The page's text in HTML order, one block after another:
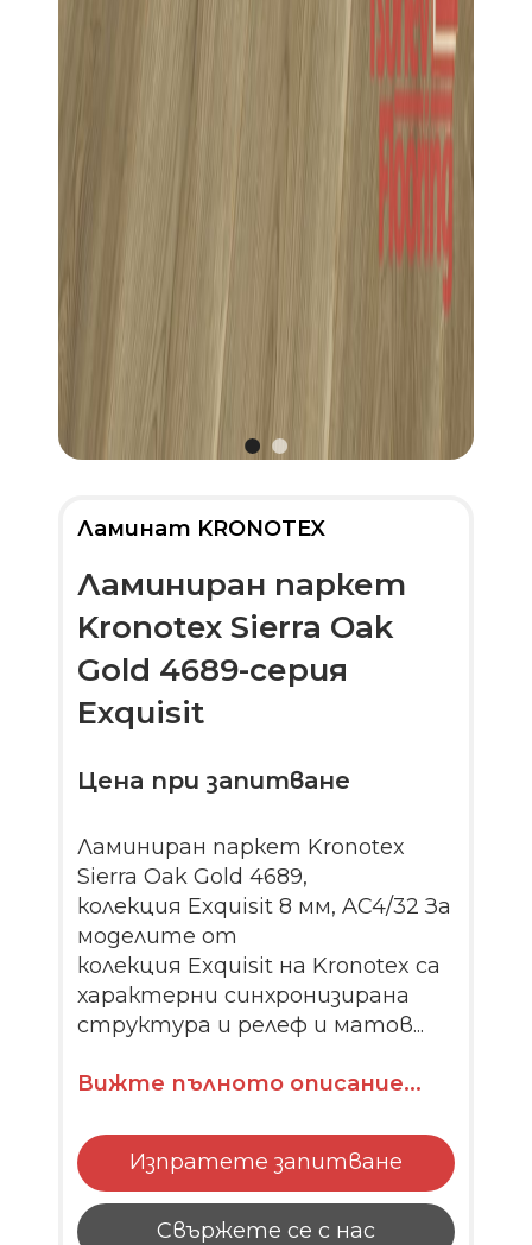
Ламинат KRONOTEX
Ламиниран паркет
Kronotex Sierra Oak
Gold 4689-серия
Exquisit
Цена при запитване
Ламиниран паркет Kronotex
Sierra Oak Gold 4689,
колекция Exquisit 8 мм, AC4/32 За
моделите от
колекция Exquisit на Kronotex са
характерни синхронизирана
структура и релеф и матов...
Вижте пълното описание...
Изпратете запитване
Свържете се с нас